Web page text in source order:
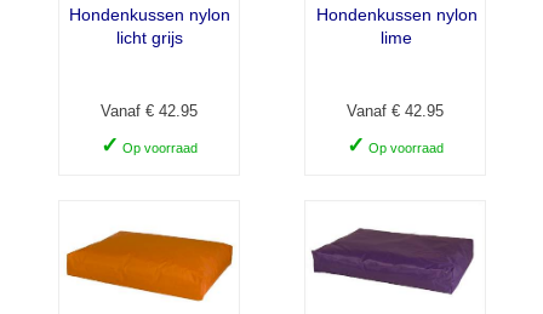
Hondenkussen nylon
licht grijs
Vanaf € 42.95
✓ Op voorraad
Hondenkussen nylon
lime
Vanaf € 42.95
✓ Op voorraad